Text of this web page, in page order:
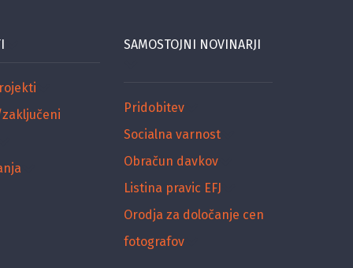
SAMOSTOJNI NOVINARJI
Pridobitev
Socialna varnost
Obračun davkov
Listina pravic EFJ
Orodja za določanje cen
fotografov